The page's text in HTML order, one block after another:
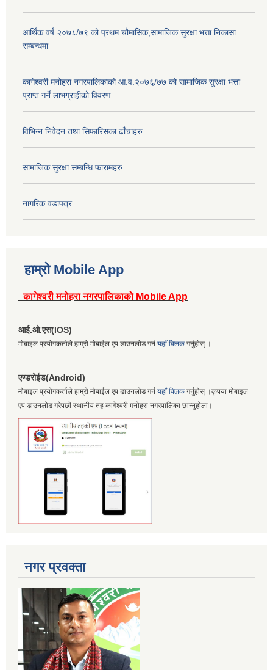
आर्थिक वर्ष २०७८/७९ को प्रथम चौमासिक,सामाजिक सुरक्षा भत्ता निकासा
सम्बन्धमा
कागेश्वरी मनोहरा नगरपालिकाको आ.व.२०७६/७७ को सामाजिक सुरक्षा भत्ता
प्राप्त गर्ने लाभग्राहीको विवरण
विभिन्न निवेदन तथा सिफारिसका ढाँचाहरु
सामाजिक सुरक्षा सम्बन्धि फारामहरु
नागरिक वडापत्र
हाम्रो Mobile App
कागेश्वरी मनोहरा नगरपालिकाको Mobile App
आई.ओ.एस(IOS)
मोबाइल प्रयोगकर्ताले हाम्रो मोबाईल एप डाउनलोड गर्न यहाँ क्लिक गर्नुहोस् ।
एण्डरोईड(Android)
मोबाइल प्रयोगकर्ताले हाम्रो मोबाईल एप डाउनलोड गर्न यहाँ क्लिक गर्नुहोस् ।कृपया मोबाइल
एप डाउनलोड गरेपछी स्थानीय तह कागेश्वरी मनोहरा नगरपालिका छान्नुहोला।
नगर प्रवक्ता